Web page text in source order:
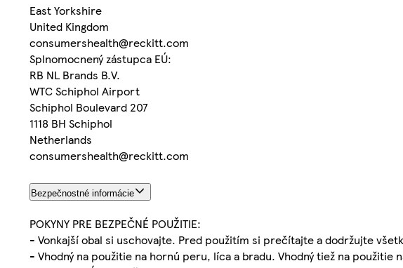
East Yorkshire
United Kingdom
consumershealth@reckitt.com
Splnomocnený zástupca EÚ:
RB NL Brands B.V.
WTC Schiphol Airport
Schiphol Boulevard 207
1118 BH Schiphol
Netherlands
consumershealth@reckitt.com
Bezpečnostné informácie
POKYNY PRE BEZPEČNÉ POUŽITIE:
- Vonkajší obal si uschovajte. Pred použitím si prečítajte a dodržujte
- Vhodný na použitie na hornú peru, líca a bradu. Vhodný tiež na použitie